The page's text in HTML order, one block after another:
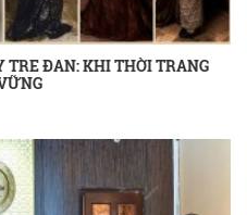
TRE ĐAN: KHI THỜI TRANG